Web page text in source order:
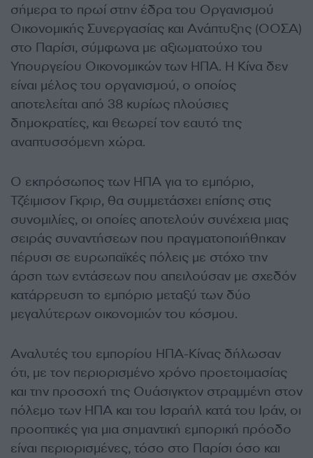
σήμερα το πρωί στην έδρα του Οργανισμού
Οικονομικής Συνεργασίας και Ανάπτυξης (ΟΟΣΑ)
στο Παρίσι, σύμφωνα με αξιωματούχο του
Υπουργείου Οικονομικών των ΗΠΑ. Η Κίνα δεν
είναι μέλος του οργανισμού, ο οποίος
αποτελείται από 38 κυρίως πλούσιες
δημοκρατίες, και θεωρεί τον εαυτό της
αναπτυσσόμενη χώρα.
Ο εκπρόσωπος των ΗΠΑ για το εμπόριο,
Τζέιμισον Γκριρ, θα συμμετάσχει επίσης στις
συνομιλίες, οι οποίες αποτελούν συνέχεια μιας
σειράς συναντήσεων που πραγματοποιήθηκαν
πέρυσι σε ευρωπαϊκές πόλεις με στόχο την
άρση των εντάσεων που απειλούσαν με σχεδόν
κατάρρευση το εμπόριο μεταξύ των δύο
μεγαλύτερων οικονομιών του κόσμου.
Αναλυτές του εμπορίου ΗΠΑ-Κίνας δήλωσαν
ότι, με τον περιορισμένο χρόνο προετοιμασίας
και την προσοχή της Ουάσιγκτον στραμμένη στον
πόλεμο των ΗΠΑ και του Ισραήλ κατά του Ιράν, οι
προοπτικές για μια σημαντική εμπορική πρόοδο
είναι περιορισμένες, τόσο στο Παρίσι όσο και